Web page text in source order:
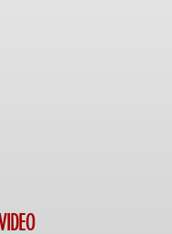
VIDEO